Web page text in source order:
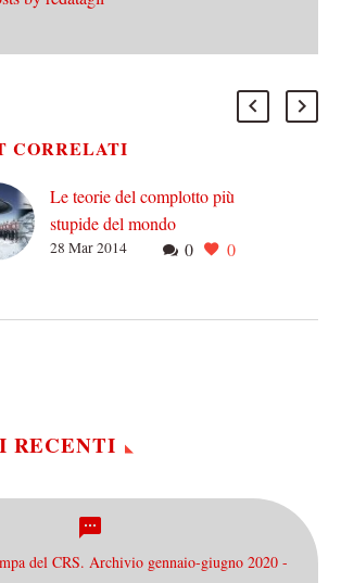
CORRELATI
Le teorie del complotto più
stupide del mondo
«Solo due cose sono0 0
28 Mar 2014
RECENTI
del CRS. Archivio gennaio-giugno 2020 -